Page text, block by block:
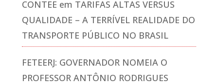
CONTEE em TARIFAS ALTAS VERSUS
QUALIDADE – A TERRÍVEL REALIDADE DO
TRANSPORTE PÚBLICO NO BRASIL
FETEERJ: GOVERNADOR NOMEIA O
PROFESSOR ANTÔNIO RODRIGUES